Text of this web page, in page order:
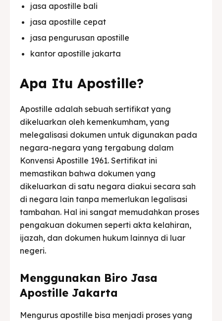
jasa apostille bali
jasa apostille cepat
jasa pengurusan apostille
kantor apostille jakarta
Apa Itu Apostille?
Apostille adalah sebuah sertifikat yang
dikeluarkan oleh kemenkumham, yang
melegalisasi dokumen untuk digunakan pada
negara-negara yang tergabung dalam
Konvensi Apostille 1961. Sertifikat ini
memastikan bahwa dokumen yang
dikeluarkan di satu negara diakui secara sah
di negara lain tanpa memerlukan legalisasi
tambahan. Hal ini sangat memudahkan proses
pengakuan dokumen seperti akta kelahiran,
ijazah, dan dokumen hukum lainnya di luar
negeri.
Menggunakan Biro Jasa
Apostille Jakarta
Mengurus apostille bisa menjadi proses yang